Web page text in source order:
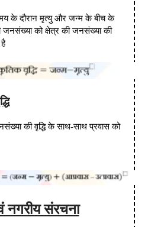
के दौरान मृत्यु और जन्म के बीच के
को क्षेत्र की जनसंख्या की
है
की वृद्धि के साथ-साथ प्रवास को
नगरीय संरचना